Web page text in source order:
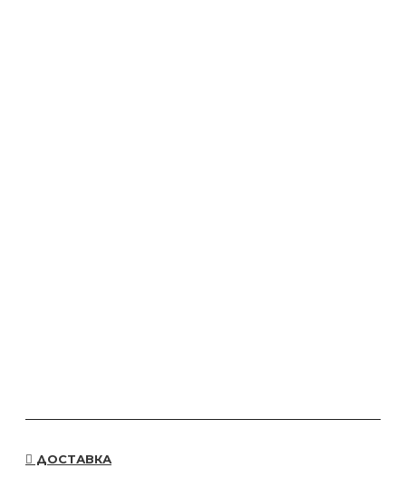
ДОСТАВКА